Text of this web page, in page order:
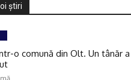
ştiri
o comună din Olt. Un tânăr a